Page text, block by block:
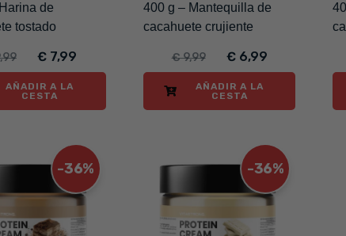
de
tostado
€ 7,99
AÑADIR A LA
CESTA
400 g – Mantequilla de
cacahuete crujiente
€ 9,99 € 6,99
AÑADIR A LA
CESTA
-36% -36%